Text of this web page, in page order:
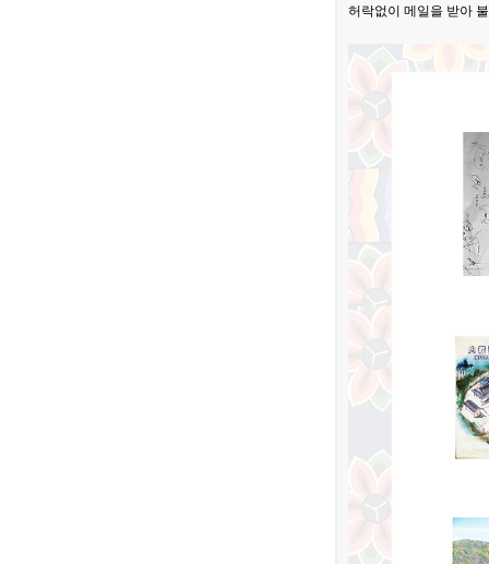
허락없이 메일을 받아